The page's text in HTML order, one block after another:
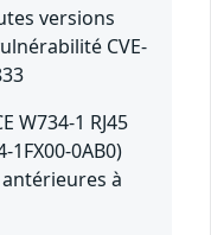
versions
CVE-
W734-1 RJ45
1FX00-0AB0)
à